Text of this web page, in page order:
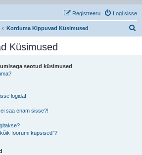
Logi sisse
Registreeru
Korduma Kippuvad Küsimused
Küsimused
seotud küsimused
logida!
saa enam sisse?!
foorumi küpsised”?